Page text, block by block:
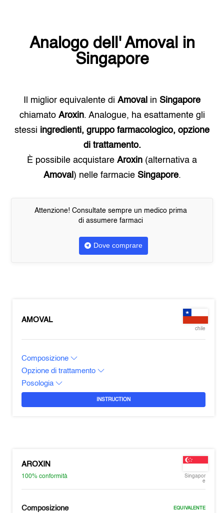
Analogo dell'Amoval in
Singapore
Il miglior equivalente di Amoval in Singapore
chiamato Aroxin. Analogue, ha esattamente gli
stessi ingredienti, gruppo farmacologico, opzione
di trattamento.
È possibile acquistare Aroxin (alternativa a
Amoval ) nelle farmacie Singapore.
Attenzione! Consultate sempre un medico prima
di assumere farmaci
Dove comprare
AMOVAL
chile
Composizione
Opzione di trattamento
Posologia
INSTRUCTION
AROXIN
100%conformità
Singapor
e
Composizione EQUIVALENTE